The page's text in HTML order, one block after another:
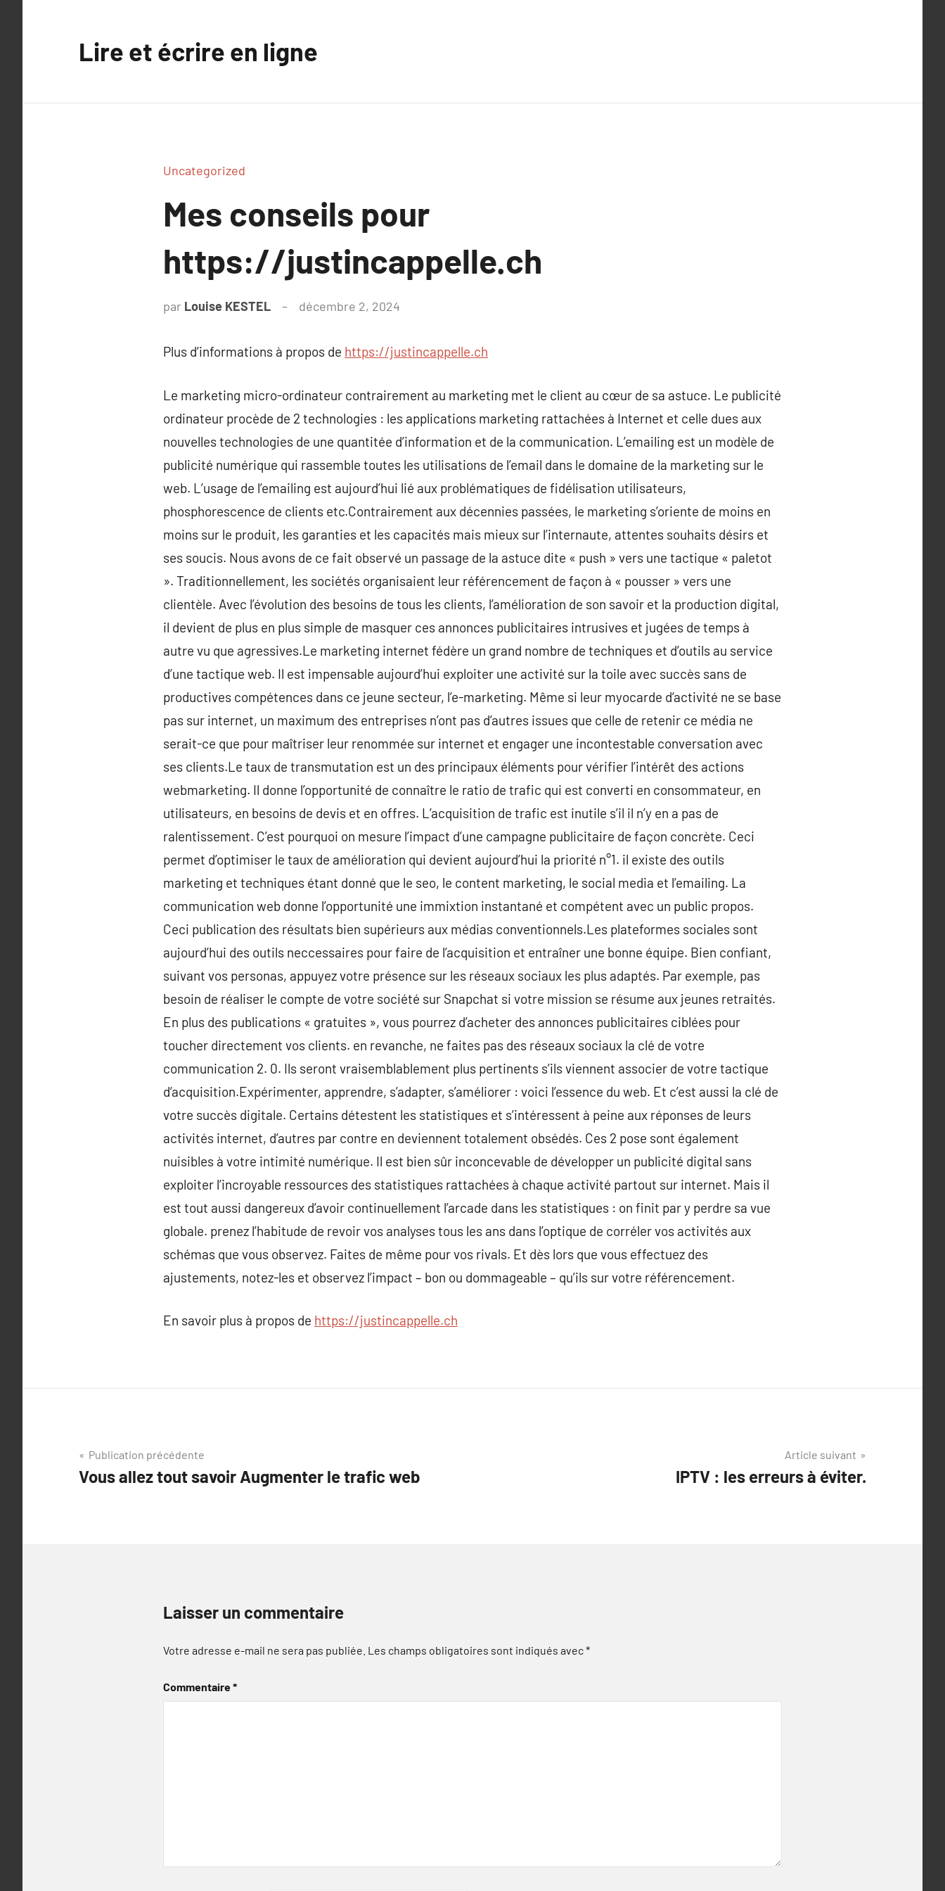
Lire et écrire en ligne
Uncategorized
Mes conseils pour
https://justincappelle.ch
par Louise KESTEL décembre 2, 2024
Plus d’informations à propos de https://justincappelle.ch
Le marketing micro-ordinateur contrairement au marketing met le client au cœur de sa astuce. Le publicité
ordinateur procède de 2 technologies : les applications marketing rattachées à Internet et celle dues aux
nouvelles technologies de une quantitée d’information et de la communication. L’emailing est un modèle de
publicité numérique qui rassemble toutes les utilisations de l’email dans le domaine de la marketing sur le
web. L’usage de l’emailing est aujourd’hui lié aux problématiques de fidélisation utilisateurs,
phosphorescence de clients etc.Contrairement aux décennies passées, le marketing s’oriente de moins en
moins sur le produit, les garanties et les capacités mais mieux sur l’internaute, attentes souhaits désirs et
ses soucis. Nous avons de ce fait observé un passage de la astuce dite « push » vers une tactique « paletot
». Traditionnellement, les sociétés organisaient leur référencement de façon à « pousser » vers une
clientèle. Avec l’évolution des besoins de tous les clients, l’amélioration de son savoir et la production digital,
il devient de plus en plus simple de masquer ces annonces publicitaires intrusives et jugées de temps à
autre vu que agressives.Le marketing internet fédère un grand nombre de techniques et d’outils au service
d’une tactique web. Il est impensable aujourd’hui exploiter une activité sur la toile avec succès sans de
productives compétences dans ce jeune secteur, l’e-marketing. Même si leur myocarde d’activité ne se base
pas sur internet, un maximum des entreprises n’ont pas d’autres issues que celle de retenir ce média ne
serait-ce que pour maîtriser leur renommée sur internet et engager une incontestable conversation avec
ses clients.Le taux de transmutation est un des principaux éléments pour vérifier l’intérêt des actions
webmarketing. Il donne l’opportunité de connaître le ratio de trafic qui est converti en consommateur, en
utilisateurs, en besoins de devis et en offres. L’acquisition de trafic est inutile s’il il n’y en a pas de
ralentissement. C’est pourquoi on mesure l’impact d’une campagne publicitaire de façon concrète. Ceci
permet d’optimiser le taux de amélioration qui devient aujourd’hui la priorité n°1. il existe des outils
marketing et techniques étant donné que le seo, le content marketing, le social media et l’emailing. La
communication web donne l’opportunité une immixtion instantané et compétent avec un public propos.
Ceci publication des résultats bien supérieurs aux médias conventionnels.Les plateformes sociales sont
aujourd’hui des outils neccessaires pour faire de l’acquisition et entraîner une bonne équipe. Bien confiant,
suivant vos personas, appuyez votre présence sur les réseaux sociaux les plus adaptés. Par exemple, pas
besoin de réaliser le compte de votre société sur Snapchat si votre mission se résume aux jeunes retraités.
En plus des publications « gratuites », vous pourrez d’acheter des annonces publicitaires ciblées pour
toucher directement vos clients. en revanche, ne faites pas des réseaux sociaux la clé de votre
communication 2. 0. Ils seront vraisemblablement plus pertinents s’ils viennent associer de votre tactique
d’acquisition.Expérimenter, apprendre, s’adapter, s’améliorer : voici l’essence du web. Et c’est aussi la clé de
votre succès digitale. Certains détestent les statistiques et s’intéressent à peine aux réponses de leurs
activités internet, d’autres par contre en deviennent totalement obsédés. Ces 2 pose sont également
nuisibles à votre intimité numérique. Il est bien sûr inconcevable de développer un publicité digital sans
exploiter l’incroyable ressources des statistiques rattachées à chaque activité partout sur internet. Mais il
est tout aussi dangereux d’avoir continuellement l’arcade dans les statistiques : on finit par y perdre sa vue
globale. prenez l’habitude de revoir vos analyses tous les ans dans l’optique de corréler vos activités aux
schémas que vous observez. Faites de même pour vos rivals. Et dès lors que vous effectuez des
ajustements, notez-les et observez l’impact – bon ou dommageable – qu’ils sur votre référencement.
En savoir plus à propos de https://justincappelle.ch
Navigation
de
Publication précédente
Vous allez tout savoir Augmenter le trafic web
Article suivant
IPTV : les erreurs à éviter.
Laisser un commentaire
Votre adresse e-mail ne sera pas publiée. Les champs obligatoires sont indiqués avec*
Commentaire*